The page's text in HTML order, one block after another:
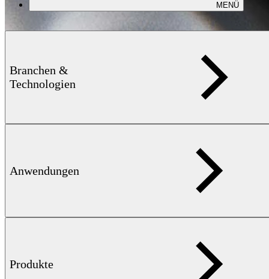
MENÜ
Branchen &
Technologien
Anwendungen
Produkte